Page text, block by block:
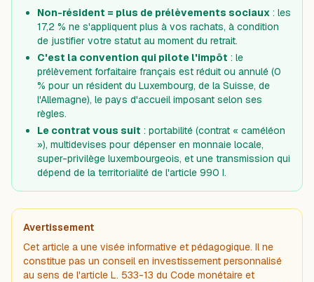
Non-résident = plus de prélèvements sociaux : les
17,2 % ne s'appliquent plus à vos rachats, à condition
de justifier votre statut au moment du retrait.
C'est la convention qui pilote l'impôt : le
prélèvement forfaitaire français est réduit ou annulé (0
% pour un résident du Luxembourg, de la Suisse, de
l'Allemagne), le pays d'accueil imposant selon ses
règles.
Le contrat vous suit : portabilité (contrat « caméléon
»), multidevises pour dépenser en monnaie locale,
super-privilège luxembourgeois, et une transmission qui
dépend de la territorialité de l'article 990 I.
Avertissement
Cet article a une visée informative et pédagogique. Il ne
constitue pas un conseil en investissement personnalisé
au sens de l'article L. 533-13 du Code monétaire et